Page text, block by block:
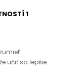
1
učiť sa lepšie..